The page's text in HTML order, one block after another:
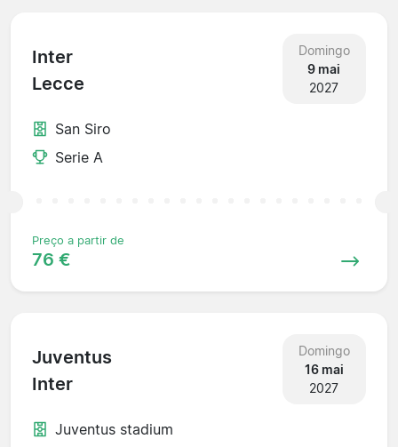
Inter
Lecce
Domingo
9 mai
2027
San Siro
Serie A
Preço a partir de
76 €
Juventus
Inter
Domingo
16 mai
2027
Juventus stadium